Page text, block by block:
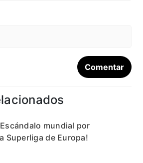
mundial por
Superliga de Europa!